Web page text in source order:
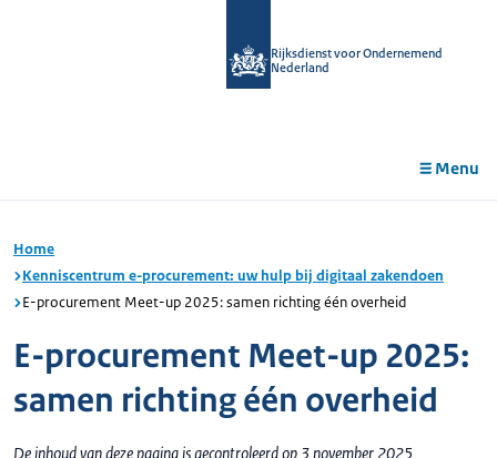
Rijksdienst voor Ondernemend
Nederland
Menu
Home
Kenniscentrum e-procurement: uw hulp bij digitaal zakendoen
E-procurement Meet-up 2025: samen richting één overheid
E-procurement Meet-up 2025:
samen richting één overheid
De inhoud van deze pagina is gecontroleerd op 3 november 2025